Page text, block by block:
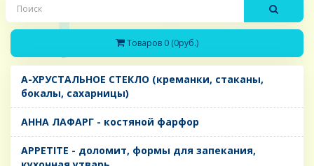
Товаров 0 (0руб.)
A-ХРУСТАЛЬНОЕ СТЕКЛО (креманки, стаканы,
бокалы, сахарницы)
AHHA ЛАФАРГ - костяной фарфор
APPETITE - доломит, формы для запекания,